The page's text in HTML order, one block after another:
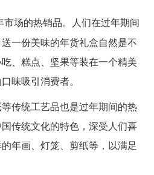
市场的热销品。人们在过年期间
一份美味的年货礼盒自然是不
、糕点、坚果等装在一个精美
味吸引消费者。
传统工艺品也是过年期间的热
传统文化的特色，深受人们喜
年画、灯笼、剪纸等，以满足